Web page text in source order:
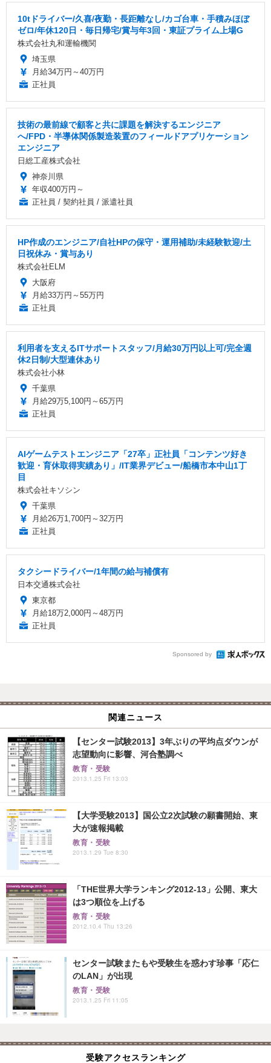
10tドライバー/久喜/夜勤・長距離なし/カゴ台車・手積みほぼ
ゼロ/年休120日・毎日帰宅/賞与年3回・東証プライム上場G
株式会社丸和運輸機関
埼玉県
月給34万円～40万円
正社員
技術の最前線で顧客と共に課題を解決するエンジニア
へ/FPD・半導体関係製造装置のフィールドアプリケーション
エンジニア
日総工産株式会社
神奈川県
年収400万円～
正社員 / 契約社員 / 派遣社員
HP作成のエンジニア/自社HPの保守・運用補助/未経験歓迎/土
日祝休み・賞与あり
株式会社ELM
大阪府
月給33万円～55万円
正社員
利用者を支えるITサポートスタッフ/月給30万円以上可/完全週
休2日制/大型連休あり
株式会社小林
千葉県
月給29万5,100円～65万円
正社員
AIゲームテストエンジニア「27卒」正社員「コンテンツ好き
歓迎・育休取得実績あり」/IT業界デビュー/船橋市本中山1丁
目
株式会社キソシン
千葉県
月給26万1,700円～32万円
正社員
タクシードライバー/1年間の給与補償有
日本交通株式会社
東京都
月給18万2,000円～48万円
正社員
Sponsored by
関連ニュース
【センター試験2013】3年ぶりの平均点ダウンが
志望動向に影響、河合塾調べ
教育・受験
2013.1.25 Fri 13:03
【大学受験2013】国公立2次試験の願書開始、東
大が速報掲載
教育・受験
2013.1.29 Tue 8:30
「THE世界大学ランキング2012-13」公開、東大
は3つ順位を上げる
教育・受験
2012.10.4 Thu 13:26
センター試験またもや受験生を惑わす珍事「応仁
のLAN」が出現
教育・受験
2013.1.25 Fri 11:05
受験アクセスランキング